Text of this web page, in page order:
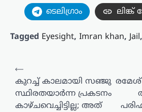
ടെലിഗ്രാം ലിങ്ക്
Tagged Eyesight, Imran khan,Jail,
പോസ്റ്റുകളിലൂടെ
⟵
കുറച്ച് കാലമായി സഞ്ജു
സ്ഥിരതയാർന്ന പ്രകടനം
കാഴ്ചവെച്ചിട്ടില്ല; അത്